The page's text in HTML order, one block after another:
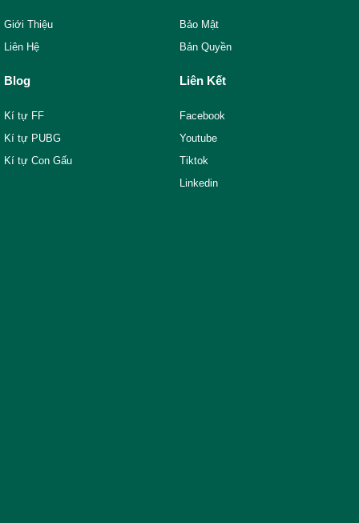
Giới Thiệu
Liên Hệ
Bảo Mật
Bản Quyền
Blog
Kí tự FF
Kí tự PUBG
Kí tự Con Gấu
Liên Kết
Facebook
Youtube
Tiktok
Linkedin